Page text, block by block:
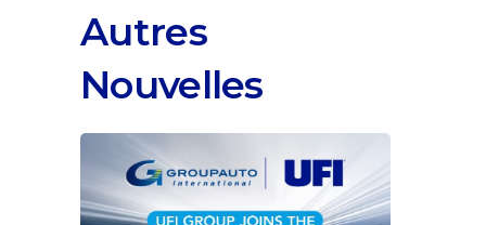
Autres
Nouvelles